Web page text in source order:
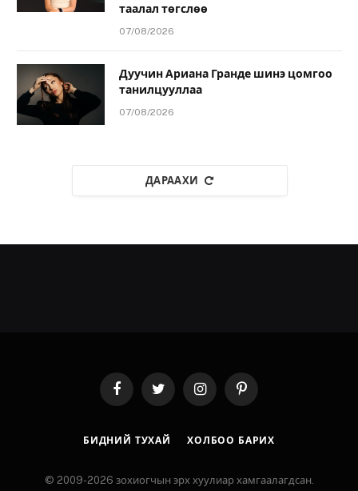
таалал төгслөө
07/08/2026
Дуучин Ариана Гранде шинэ цомгоо
танилцууллаа
07/08/2026
ДАРААХИ
FacebookTwitter InstagramPinterest
БИДНИЙ ТУХАЙ ХОЛБОО БАРИХ
© 2009-2026 зохиогчын эрх хуулиар хамгаалагдсан.